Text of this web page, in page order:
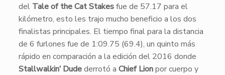
del Tale of the Cat Stakesfue de 57.17 para el
kilómetro, esto les trajo mucho beneficio a los dos
finalistas principales. El tiempo final para la distancia
de 6 furlones fue de 1:09.75 (69.4), un quinto más
rápido en comparación a la edición del 2016 donde
Stallwalkin’ Dudederrotó a Chief Lionpor cuerpo y